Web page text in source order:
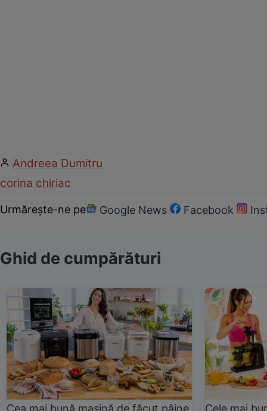
Andreea Dumitru
corina chiriac
Urmărește-ne pe Google News Facebook
Ghid de cumpărături
Cea mai bună mașină de făcut pâine Cele mai